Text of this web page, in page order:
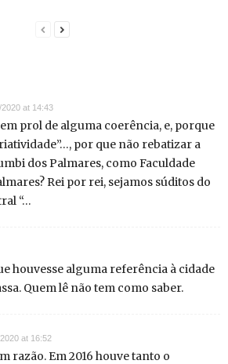
2020 at 14:43
prol de alguma coerência, e, porque
por que não rebatizar a
dos Palmares, como Faculdade
Rei por rei, sejamos súditos do
“…
houvesse alguma referência à cidade
Quem lê não tem como saber.
at 16:52
razão. Em 2016 houve tanto o